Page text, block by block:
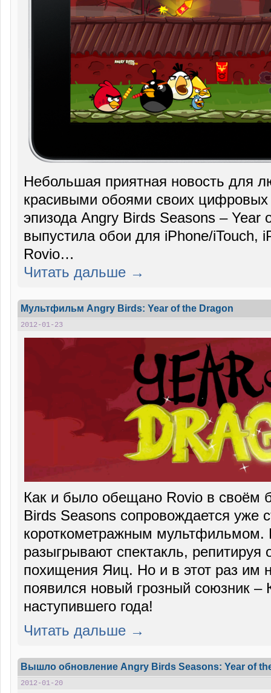
Небольшая приятная новость для
красивыми обоями своих
эпизода Angry Birds Seasons – Year
выпустила обои для iPhone/iTouch,
Rovio…
Читать дальше →
Мультфильм Angry Birds: Year of the Dragon
2012-01-23
Как и было обещано Rovio в своём
Birds Seasons сопровождается уже
короткометражным мультфильмом.
разыгрывают спектакль, репитируя
похищения Яиц. Но и в этот раз им
появился новый грозный союзник –
наступившего года!
Читать дальше →
Вышло обновление Angry Birds Seasons: Year of
2012-01-20